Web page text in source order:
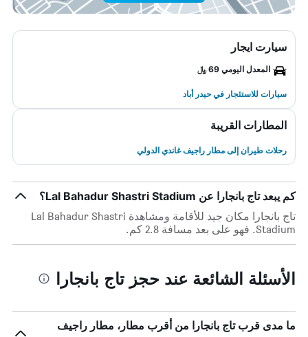
سيارت ايجار
المعدل اليومي 69 ﷼
سيارات للاستئجار في حيدر أباد
المطارات القريبة
رحلات طيران إلى مطار راجيف غاندي الدولي
كم يبعد تاج بانجارا عن Lal Bahadur Shastri Stadium؟
تاج بانجارا مكان جيد للأقامة ومشاهدة Lal Bahadur Shastri
Stadium. فهو على بعد مسافة 2.8 كم.
الأسئلة الشائعة عند حجز تاج بانجارا
ما مدى قرب تاج بانجارا من أقرب مطار، مطار راجيف